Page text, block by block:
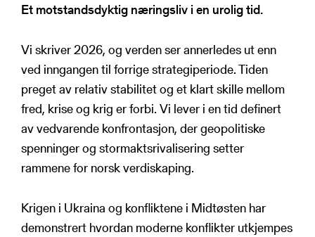
Vedtekter
Medlemsbedrifter
Styret
Ansatte
Kontakt oss
Bli medlem
NSR Digital
NSR Medlem
NSR Beredskap
Søk
Et motstandsdyktig næringsliv i en urolig tid.
Vi skriver 2026, og verden ser annerledes ut enn
ved inngangen til forrige strategiperiode. Tiden
preget av relativ stabilitet og et klart skille mellom
fred, krise og krig er forbi. Vi lever i en tid definert
av vedvarende konfrontasjon, der geopolitiske
spenninger og stormaktsrivalisering setter
rammene for norsk verdiskaping.
Krigen i Ukraina og konfliktene i Midtøsten har
demonstrert hvordan moderne konflikter utkjempes